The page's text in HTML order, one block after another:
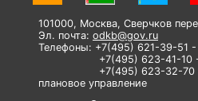
101000, Москва, Сверчков
Эл. почта: odkb@gov.ru
Телефоны: +7(495) 621-39-51
+7(495) 623-41-10
+7(495) 623-32-70 -
плановое управление